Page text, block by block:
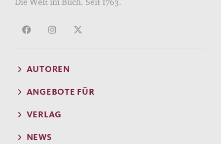
AUTOREN
ANGEBOTE FÜR
VERLAG
NEWS